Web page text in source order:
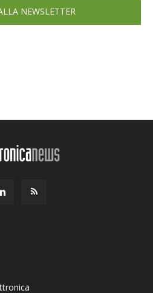
NEWSLETTER